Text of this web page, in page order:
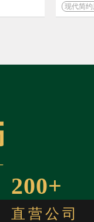
现代简约
200+
直营公司